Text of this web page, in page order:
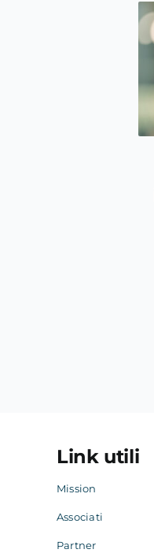
Link utili
Mission
Associati
Partner